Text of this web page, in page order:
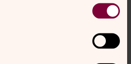
på sidans